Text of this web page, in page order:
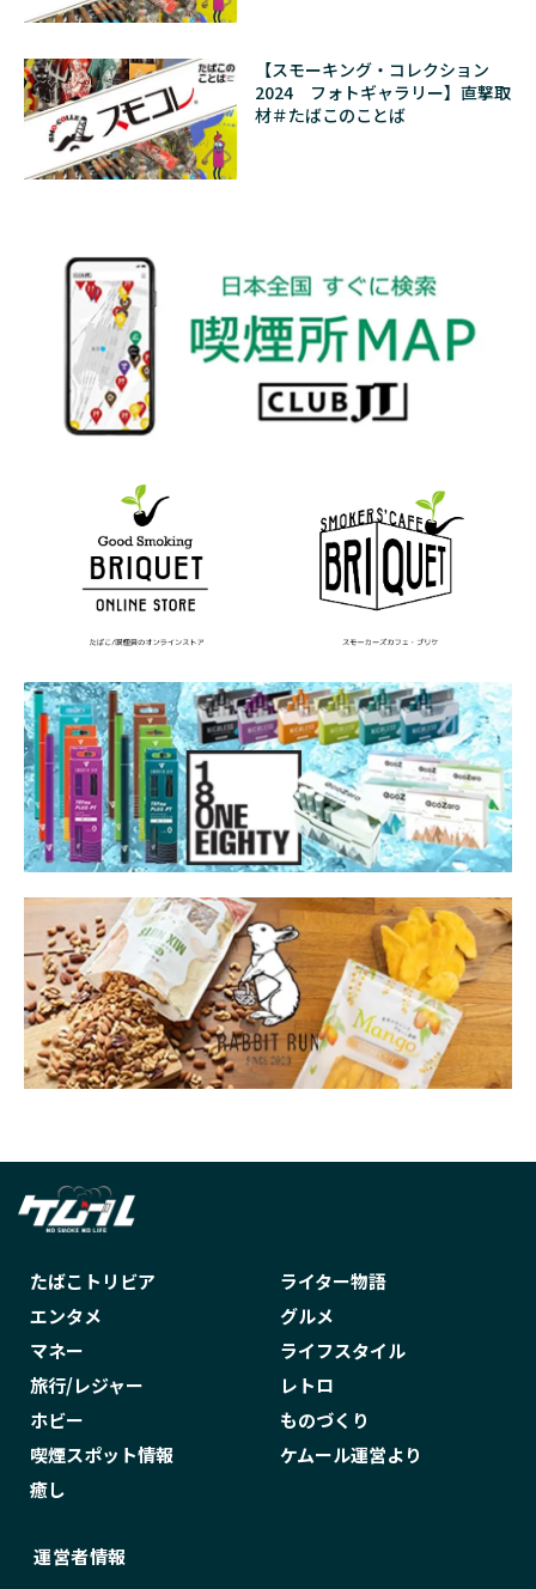
【スモーキング・コレクション
2024 フォトギャラリー】直撃取
材＃たばこのことば
たばこトリビア
ライター物語
エンタメ
グルメ
マネー
ライフスタイル
旅行/レジャー
レトロ
ホビー
ものづくり
喫煙スポット情報
ケムール運営より
癒し
運営者情報